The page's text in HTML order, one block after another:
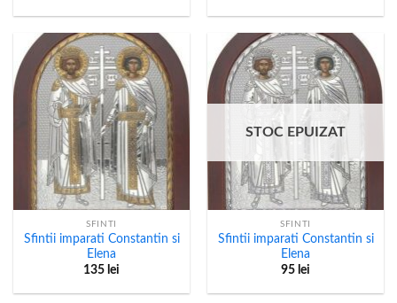
SFINTI
Sfintii imparati Constantin si
Elena
135 lei
STOC EPUIZAT
SFINTI
Sfintii imparati Constantin si
Elena
95 lei